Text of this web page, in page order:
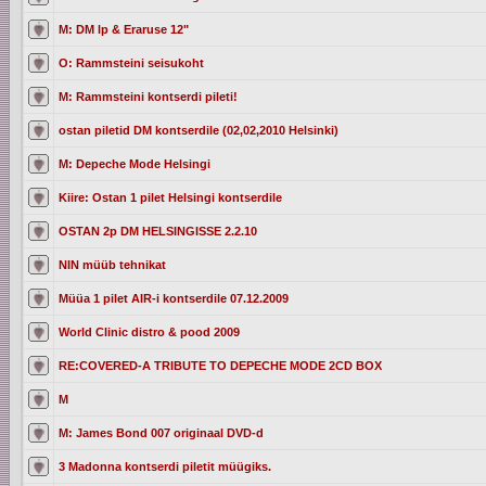
M: DM lp & Eraruse 12"
O: Rammsteini seisukoht
M: Rammsteini kontserdi pileti!
ostan piletid DM kontserdile (02,02,2010 Helsinki)
M: Depeche Mode Helsingi
Kiire: Ostan 1 pilet Helsingi kontserdile
OSTAN 2p DM HELSINGISSE 2.2.10
NIN müüb tehnikat
Müüa 1 pilet AIR-i kontserdile 07.12.2009
World Clinic distro & pood 2009
RE:COVERED-A TRIBUTE TO DEPECHE MODE 2CD BOX
M
M: James Bond 007 originaal DVD-d
3 Madonna kontserdi piletit müügiks.